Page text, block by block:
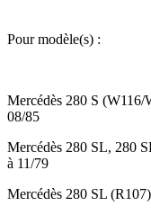
Pour modèle(s) :
Mercédès 280 S
08/85
Mercédès 280 SL, 280
à 11/79
Mercédès 280 SL